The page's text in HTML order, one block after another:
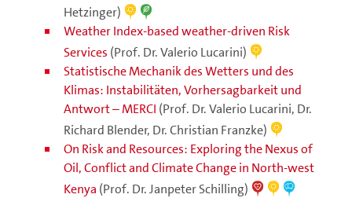
Hetzinger)
Weather Index-based weather-driven Risk
Services (Prof. Dr. Valerio Lucarini)
Statistische Mechanik des Wetters und des
Klimas: Instabilitäten, Vorhersagbarkeit und
Antwort – MERCI (Prof. Dr. Valerio Lucarini, Dr.
Richard Blender, Dr. Christian Franzke)
On Risk and Resources: Exploring the Nexus of
Oil, Conflict and Climate Change in North-west
Kenya (Prof. Dr. Janpeter Schilling)